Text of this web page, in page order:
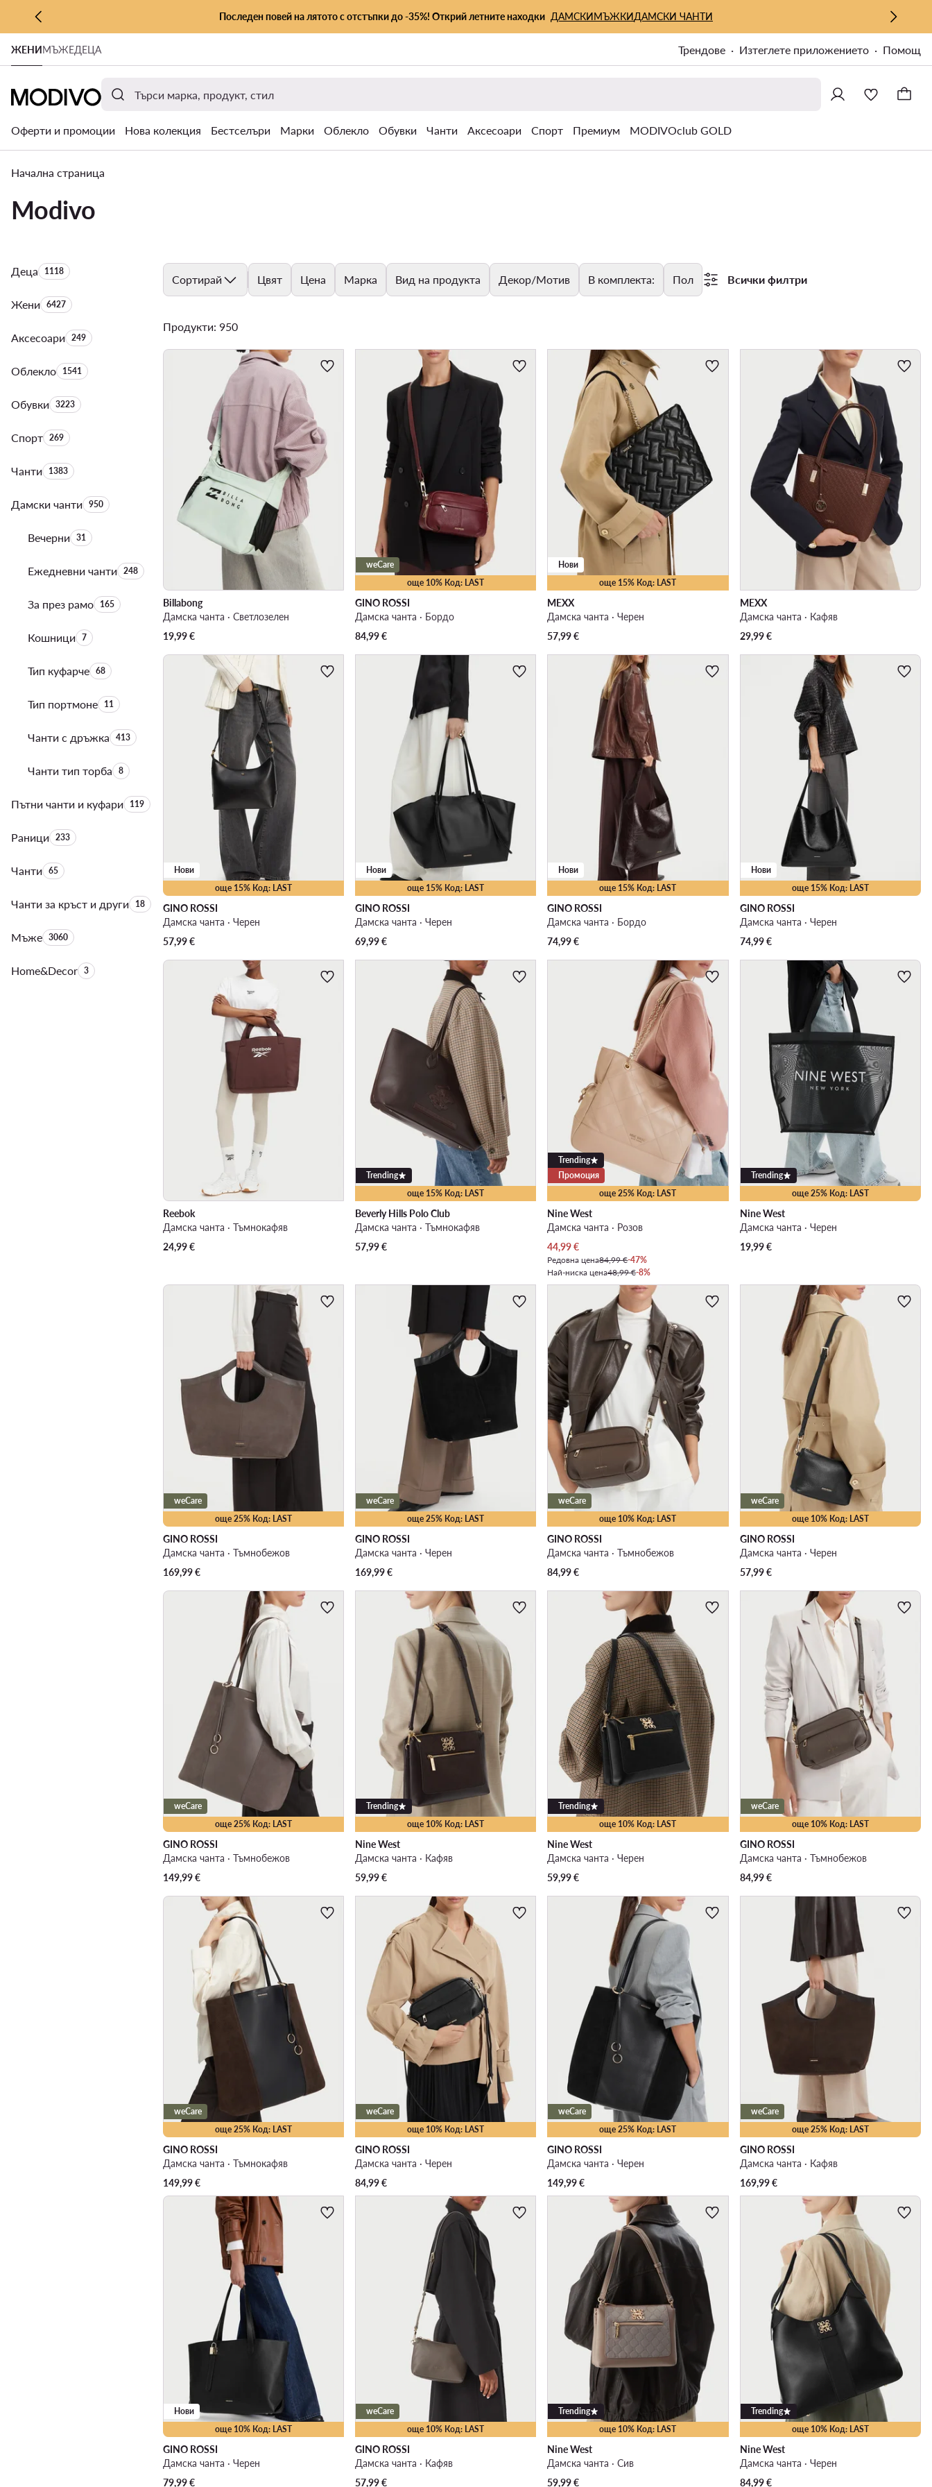
КЪМ ОСНОВНОТО СЪДЪРЖАНИЕ
КЪМ ТЪРСЕНЕ
Последен повей на лятото с отстъпки до -35%! Открий летните находки ДАМСКИМЪЖКИДАМСКИ ЧАНТИ
ЖЕНИМЪЖЕДЕЦА Трендове Изтеглете приложението Помощ
Оферти и промоции Нова колекция Бестселъри Марки Облекло Обувки Чанти Аксесоари Спорт Премиум MODIVOclub GOLD
Начална страница
Modivo
ДецаБрой на продуктите:
1118
ЖениБрой на продуктите:
6427
АксесоариБрой на продуктите:
249
ОблеклоБрой на продуктите:
1541
ОбувкиБрой на продуктите:
3223
СпортБрой на продуктите:
269
ЧантиБрой на продуктите:
1383
Дамски чантиБрой на продуктите:
950
ВечерниБрой на продуктите:
31
Ежедневни чантиБрой на продуктите:
248
За през рамоБрой на продуктите:
165
КошнициБрой на продуктите:
7
Тип куфарчеБрой на продуктите:
68
Тип портмонеБрой на продуктите:
11
Чанти с дръжкаБрой на продуктите:
413
Чанти тип торбаБрой на продуктите:
8
Пътни чанти и куфариБрой на продуктите:
119
РанициБрой на продуктите:
233
ЧантиБрой на продуктите:
65
Чанти за кръст и другиБрой на продуктите:
18
МъжеБрой на продуктите:
3060
Home&DecorБрой на продуктите:
3
Сортирай Цвят Цена Марка Вид на продукта Декор/Мотив В комплекта: Пол Всички филтри
Продукти: 950
Billabong
Дамска чанта · Светлозелен
19,99€
още 10% Код: LAST
weCare
GINO ROSSI
Дамска чанта · Бордо
84,99€
още 15% Код: LAST
Нови
MEXX
Дамска чанта · Черен
57,99€
MEXX
Дамска чанта · Кафяв
29,99€
още 15% Код: LAST
Нови
GINO ROSSI
Дамска чанта · Черен
57,99€
още 15% Код: LAST
Нови
GINO ROSSI
Дамска чанта · Черен
69,99€
още 15% Код: LAST
Нови
GINO ROSSI
Дамска чанта · Бордо
74,99€
още 15% Код: LAST
Нови
GINO ROSSI
Дамска чанта · Черен
74,99€
Reebok
Дамска чанта · Тъмнокафяв
24,99€
още 15% Код: LAST
Trending
Beverly Hills Polo Club
Дамска чанта · Тъмнокафяв
57,99€
още 25% Код: LAST
Trending
Промоция
Nine West
Дамска чанта · Розов
Актуална цена
44,99€
Редовна цена84,99 €-47%
Най-ниска цена48,99 €-8%
още 25% Код: LAST
Trending
Nine West
Дамска чанта · Черен
19,99€
още 25% Код: LAST
weCare
GINO ROSSI
Дамска чанта · Тъмнобежов
169,99€
още 25% Код: LAST
weCare
GINO ROSSI
Дамска чанта · Черен
169,99€
още 10% Код: LAST
weCare
GINO ROSSI
Дамска чанта · Тъмнобежов
84,99€
още 10% Код: LAST
weCare
GINO ROSSI
Дамска чанта · Черен
57,99€
още 25% Код: LAST
weCare
GINO ROSSI
Дамска чанта · Тъмнобежов
149,99€
още 10% Код: LAST
Trending
Nine West
Дамска чанта · Кафяв
59,99€
още 10% Код: LAST
Trending
Nine West
Дамска чанта · Черен
59,99€
още 10% Код: LAST
weCare
GINO ROSSI
Дамска чанта · Тъмнобежов
84,99€
още 25% Код: LAST
weCare
GINO ROSSI
Дамска чанта · Тъмнокафяв
149,99€
още 10% Код: LAST
weCare
GINO ROSSI
Дамска чанта · Черен
84,99€
още 25% Код: LAST
weCare
GINO ROSSI
Дамска чанта · Черен
149,99€
още 25% Код: LAST
weCare
GINO ROSSI
Дамска чанта · Кафяв
169,99€
още 10% Код: LAST
Нови
GINO ROSSI
Дамска чанта · Черен
79,99€
още 10% Код: LAST
weCare
GINO ROSSI
Дамска чанта · Кафяв
57,99€
още 10% Код: LAST
Trending
Nine West
Дамска чанта · Сив
59,99€
още 10% Код: LAST
Trending
Nine West
Дамска чанта · Черен
84,99€